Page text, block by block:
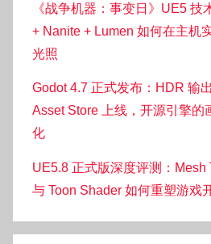
《战争机器：事变日》UE5 技
+ Nanite + Lumen 如何在主机
光照
Godot 4.7 正式发布：HDR 输
Asset Store 上线，开源引擎的
化
UE5.8 正式版深度评测：Mesh
与 Toon Shader 如何重塑游戏